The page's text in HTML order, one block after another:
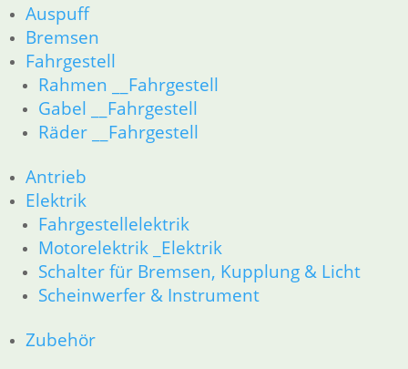
Auspuff
Bremsen
Fahrgestell
Rahmen __Fahrgestell
Gabel __Fahrgestell
Räder __Fahrgestell
Antrieb
Elektrik
Fahrgestellelektrik
Motorelektrik _Elektrik
Schalter für Bremsen, Kupplung & Licht
Scheinwerfer & Instrument
Zubehör
12 Motorelektrik
13 Vergaser
16 Tank __Mystic
18 Auspuff
21 Kupplung
23 Getriebe
26 Kardanwelle
31 Telegabel
32 Lenkung
33 Antrieb
34 Bremsen
36 Räder
46 Rahmen & Verkleidung
51 Spiegel & Schlösser
62 Instrumente